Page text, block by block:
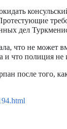
дел
что не может
что полиция не
после того,